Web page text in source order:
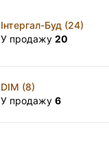
Інтергал-Буд (24)
У продажу20
DIM (8)
У продажу6